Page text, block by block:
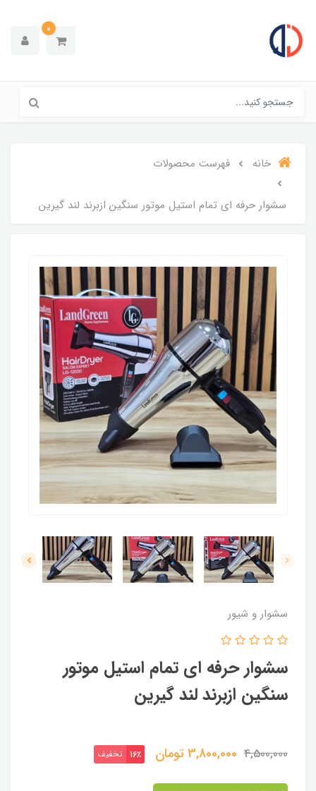
0
خانه فهرست محصولات
سشوار حرفه ای تمام استیل موتور سنگین ازبرند لند گیرین
سشوار و شیور
سشوار حرفه ای تمام استیل موتور
سنگین ازبرند لند گیرین
4,500,000
3,800,000تومان 16٪ تخفیف